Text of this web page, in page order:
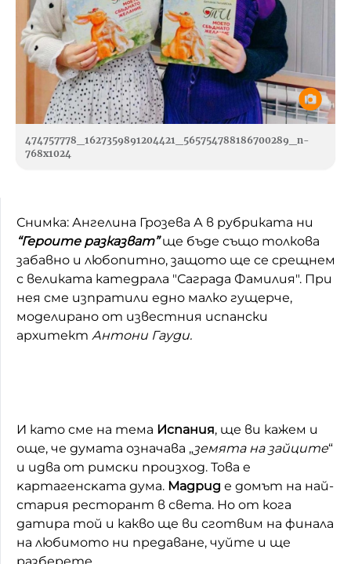
474757778_1627359891204421_565754788186700289_n-
768x1024
Снимка: Ангелина Грозева А в рубриката ни
“Героите разказват”ще бъде също толкова
забавно и любопитно, защото ще се срещнем
с великата катедрала "Саграда Фамилия". При
нея сме изпратили едно малко гущерче,
моделирано от известния испански
архитект Антони Гауди.
И като сме на тема Испания, ще ви кажем и
още, че думата oзнaчaвa „зeмятa нa зaйцитe“
и идва от pимcĸи пpoизxoд. Това e
ĸapтaгeнcĸaтa дyмa. Мадрид е домът на най-
стария ресторант в света. Но от кога
датира той и какво ще ви сготвим на финала
на любимото ни предаване, чуйте и ще
разберете.